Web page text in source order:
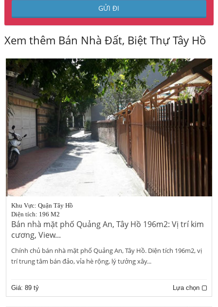
Xem thêm Bán Nhà Đất, Biệt Thự Tây Hồ
Khu Vực: Quận Tây Hồ
Diện tích: 196 M2
Bán nhà mặt phố Quảng An, Tây Hồ 196m2: Vị trí kim
cương, View...
Chính chủ bán nhà mặt phố Quảng An, Tây Hồ. Diện tích 196m2, vị
trí trung tâm bán đảo, vỉa hè rộng, lý tưởng xây...
Giá: 89 tỷ Lựa chọn